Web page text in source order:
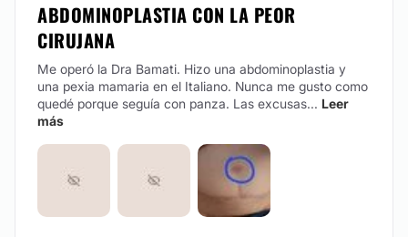
ABDOMINOPLASTIA CON LA PEOR
CIRUJANA
Me operó la Dra Bamati. Hizo una abdominoplastia y
una pexia mamaria en el Italiano. Nunca me gusto como
quedé porque seguía con panza. Las excusas... Leer
más